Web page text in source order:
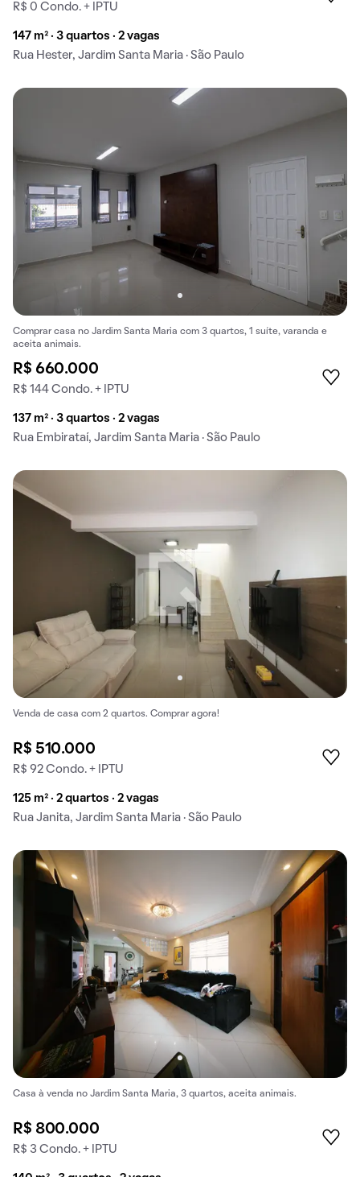
R$ 0 Condo. + IPTU
147 m² · 3 quartos · 2 vagas
Rua Hester, Jardim Santa Maria · São Paulo
Comprar casa no Jardim Santa Maria com 3 quartos, 1 suíte, varanda e
aceita animais.
R$ 660.000
R$ 144 Condo. + IPTU
137 m² · 3 quartos · 2 vagas
Rua Embirataí, Jardim Santa Maria · São Paulo
Venda de casa com 2 quartos. Comprar agora!
R$ 510.000
R$ 92 Condo. + IPTU
125 m² · 2 quartos · 2 vagas
Rua Janita, Jardim Santa Maria · São Paulo
Casa à venda no Jardim Santa Maria, 3 quartos, aceita animais.
R$ 800.000
R$ 3 Condo. + IPTU